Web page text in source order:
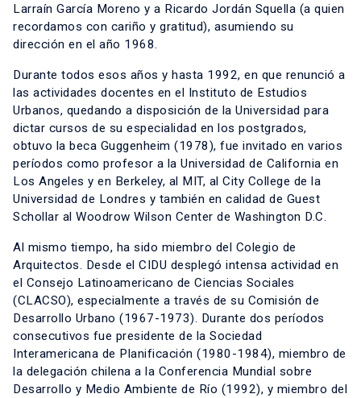
Larraín García Moreno y a Ricardo Jordán Squella (a quien
recordamos con cariño y gratitud), asumiendo su
dirección en el año 1968.
Durante todos esos años y hasta 1992, en que renunció a
las actividades docentes en el Instituto de Estudios
Urbanos, quedando a disposición de la Universidad para
dictar cursos de su especialidad en los postgrados,
obtuvo la beca Guggenheim (1978), fue invitado en varios
períodos como profesor a la Universidad de California en
Los Angeles y en Berkeley, al MIT, al City College de la
Universidad de Londres y también en calidad de Guest
Schollar al Woodrow Wilson Center de Washington D.C.
Al mismo tiempo, ha sido miembro del Colegio de
Arquitectos. Desde el CIDU desplegó intensa actividad en
el Consejo Latinoamericano de Ciencias Sociales
(CLACSO), especialmente a través de su Comisión de
Desarrollo Urbano (1967-1973). Durante dos períodos
consecutivos fue presidente de la Sociedad
Interamericana de Planificación (1980-1984), miembro de
la delegación chilena a la Conferencia Mundial sobre
Desarrollo y Medio Ambiente de Río (1992), y miembro del